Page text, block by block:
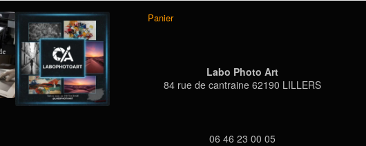
Panier
Labo Photo Art
84 rue de cantraine 62190 LILLERS
06 46 23 00 05